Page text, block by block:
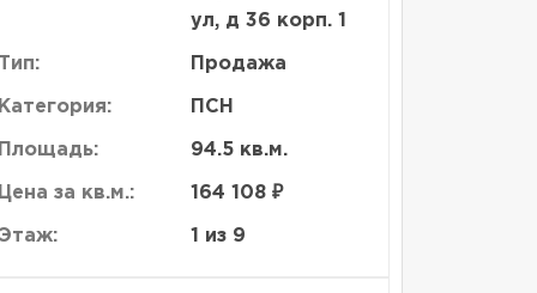
ул, д 36 корп. 1
Тип: Продажа
Категория: ПСН
Площадь: 94.5 кв.м.
Цена за кв.м.: 164 108 ₽
Этаж: 1 из 9